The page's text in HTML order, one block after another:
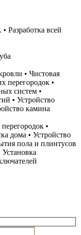
Разработка всей
• Чистовая
перегородок •
систем •
• Устройство
камина
•
дома • Устройство
пола и плинтусов
Установка